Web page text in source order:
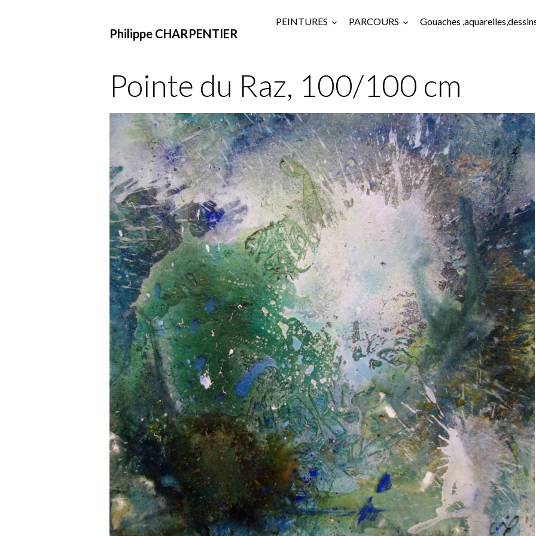
Philippe CHARPENTIER
PEINTURES PARCOURS Gouaches
Pointe du Raz, 100/100 cm